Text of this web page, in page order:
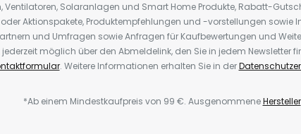
Ventilatoren, Solaranlagen und Smart Home Produkte, Rabatt-
Aktionspakete, Produktempfehlungen und -vorstellungen sowie
und Umfragen sowie Anfragen für Kaufbewertungen und
möglich über den Abmeldelink, den Sie in jedem Newsletter
. Weitere Informationen erhalten Sie in der
*Ab einem Mindestkaufpreis von 99 €. AusgenommeneHersteller